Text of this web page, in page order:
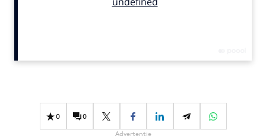
Effectiviteit
Gedragsverandering
0 0
Advertentie